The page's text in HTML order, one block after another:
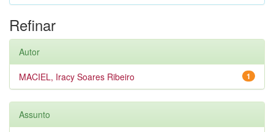
Refinar
Autor
1
MACIEL, Iracy Soares Ribeiro
Assunto